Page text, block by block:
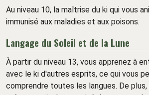
Au niveau 10, la maîtrise du ki qui vous
immunisé aux maladies et aux poisons.
Langage du Soleil et de la Lune
À partir du niveau 13, vous apprenez à
avec le ki d'autres esprits, ce qui vous
comprendre toutes les langues. De